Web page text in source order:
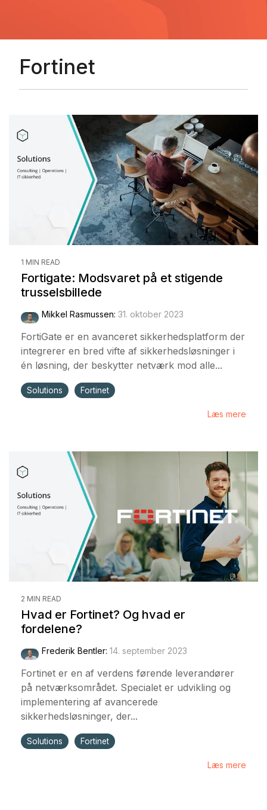
Fortinet
1 MIN READ
Fortigate: Modsvaret på et stigende
trusselsbillede
Mikkel Rasmussen: 31. oktober 2023
FortiGate er en avanceret sikkerhedsplatform der
integrerer en bred vifte af sikkerhedsløsninger i
én løsning, der beskytter netværk mod alle...
Solutions Fortinet
Læs mere
2 MIN READ
Hvad er Fortinet? Og hvad er
fordelene?
Frederik Bentler: 14. september 2023
Fortinet er en af verdens førende leverandører
på netværksområdet. Specialet er udvikling og
implementering af avancerede
sikkerhedsløsninger, der...
Solutions Fortinet
Læs mere